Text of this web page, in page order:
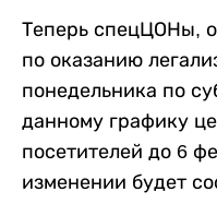
Теперь спецЦОНы,
по оказанию
понедельника по
данному графику
посетителей до 6
изменении будет